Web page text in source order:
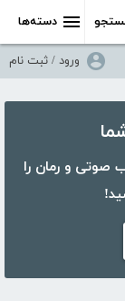
دسته‌ها
ورود / ثبت نام
از ۵۰،۰۰۰ کتاب، کتاب صوتی و رمان را